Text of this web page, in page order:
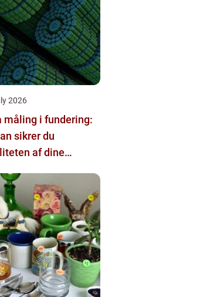
2026
måling i fundering:
sikrer du
af dine